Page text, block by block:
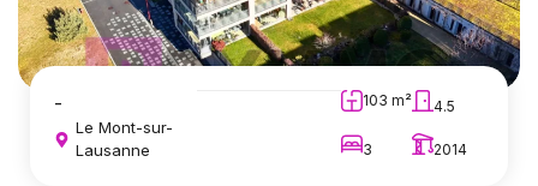
-
Le Mont-sur-
Lausanne
103 m² 4.5
3 2014